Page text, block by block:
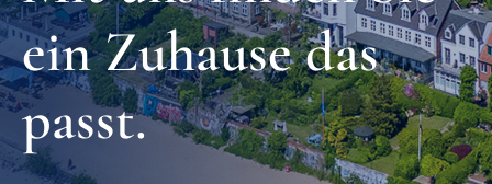
ein Zuhause das
passt.